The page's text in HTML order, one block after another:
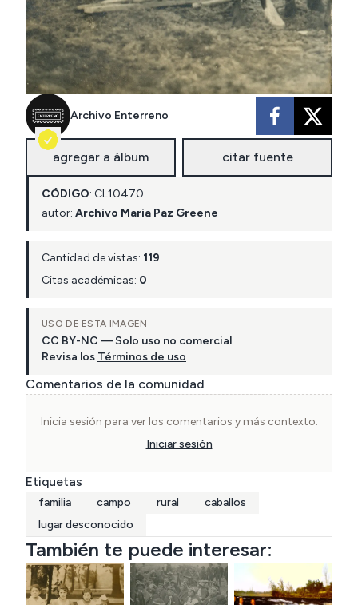
Archivo Enterreno
agregar a álbum citar fuente
CÓDIGO: CL10470
autor: Archivo Maria Paz Greene
Cantidad de vistas: 119
Citas académicas: 0
USO DE ESTA IMAGEN
CC BY-NC — Solo uso no comercial
Revisa los Términos de uso
Comentarios de la comunidad
Inicia sesión para ver los comentarios y más contexto.
Iniciar sesión
Etiquetas
familia campo rural
caballos
lugar desconocido
También te puede interesar: